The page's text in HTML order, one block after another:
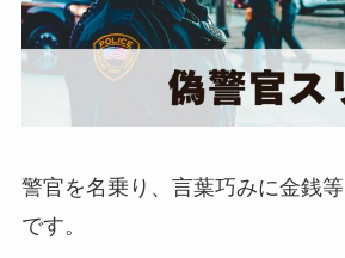
警官を名乗り、言葉巧みに金銭
です。